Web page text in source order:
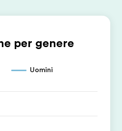
per genere
Uomini